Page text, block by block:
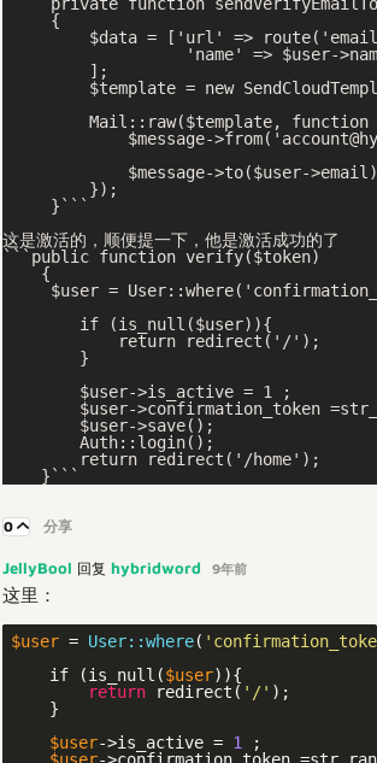
     {
$data = ['url' =>
'name' => $user-
         ];
$template = new
Mail::raw($template, function
$message-
$message->to($user-
         });
     }```
这是激活的，顺便提一下，他是激活成功的了
```public function verify($token)
    {
$user =
        if (is_null($user)){
            return redirect('/');
        }
        $user->is_active = 1 ;
$user->confirmation_token
        $user->save();
        Auth::login();
        return redirect('/home');
    }```
0 分享
JellyBool 回复 hybridword 9年前
这里：
$user = User: :where(
    if (is_null(
$user)){
return redirect( '/' );
    }
$user->is_active = 1 ;